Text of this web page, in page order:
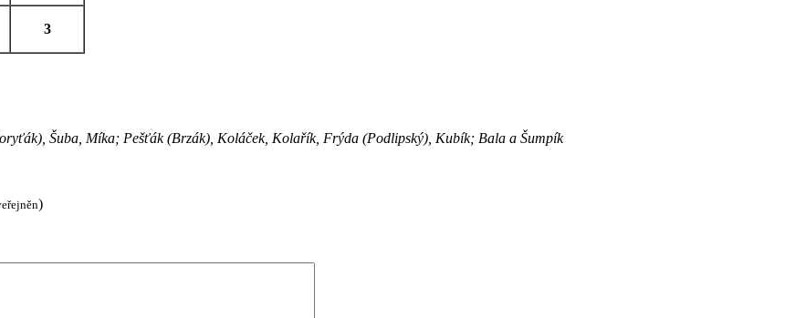
3
Šuba, Míka; Pešťák (Brzák), Koláček, Kolařík, Frýda (Podlipský), Kubík; Bala a Šumpík
)